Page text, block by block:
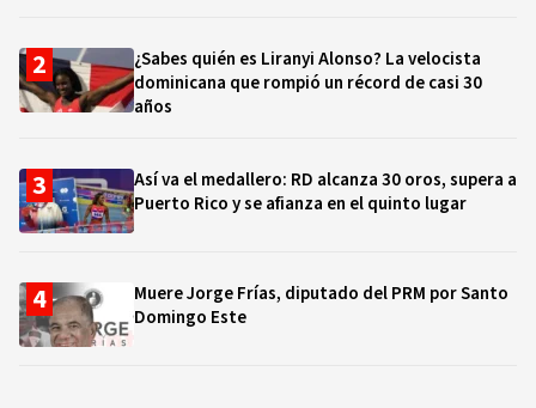
¿Sabes quién es Liranyi Alonso? La velocista
dominicana que rompió un récord de casi 30
años
Así va el medallero: RD alcanza 30 oros, supera a
Puerto Rico y se afianza en el quinto lugar
Muere Jorge Frías, diputado del PRM por Santo
Domingo Este